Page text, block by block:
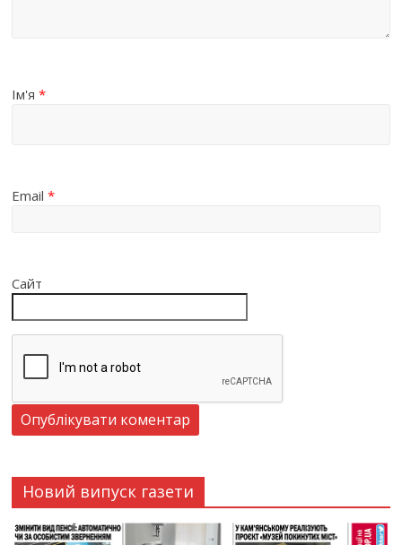
Ім'я*
Email*
Сайт
Новий випуск газети